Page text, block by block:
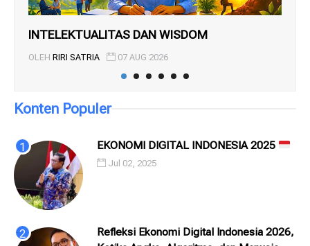
INTELEKTUALITAS DAN WISDOM
OLEH RIRI SATRIA 07 AUG 2026
Konten Populer
EKONOMI DIGITAL INDONESIA 2025
Jul 02, 2025
Refleksi Ekonomi Digital Indonesia 2026,